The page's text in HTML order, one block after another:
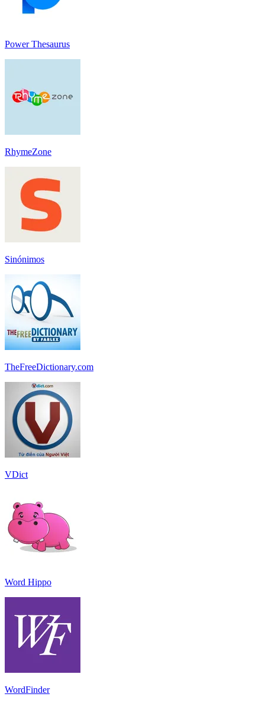
Power Thesaurus
RhymeZone
Sinónimos
TheFreeDictionary.com
VDict
Word Hippo
WordFinder